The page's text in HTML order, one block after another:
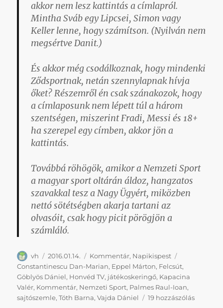
akkor nem lesz kattintás a címlapról.
Mintha Sváb egy Lipcsei, Simon vagy
Keller lenne, hogy számítson. (Nyilván nem
megsértve Danit.)
És akkor még csodálkoznak, hogy mindenki
Ződsportnak, netán szennylapnak hívja
őket? Részemről én csak szánakozok, hogy
a címlaposunk nem lépett túl a három
szentségen, miszerint Fradi, Messi és 18+
ha szerepel egy címben, akkor jön a
kattintás.
Továbbá röhögök, amikor a Nemzeti Sport
a magyar sport oltárán áldoz, hangzatos
szavakkal tesz a Nagy Ügyért, miközben
nettó sötétségben akarja tartani az
olvasóit, csak hogy picit pörögjön a
számláló.
Szerző
vh Közzétéve
2016.01.14. Kategória
Kommentár, Napikispest
Constantinescu Dan-Marian, Eppel Márton, Felcsút,
Göblyös Dániel, Honvéd TV, játékoskeringő, Kapacina
Valér, Kommentár, Nemzeti Sport, Palmes Raul-Ioan,
sajtószemle,Tóth Barna,Vajda Dániel 19 hozzászólás